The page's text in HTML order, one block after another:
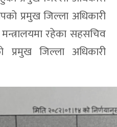
प्रमुख जिल्ला अधिकारी
रहेका सहसचिव
प्रमुख जिल्ला अधिकारी